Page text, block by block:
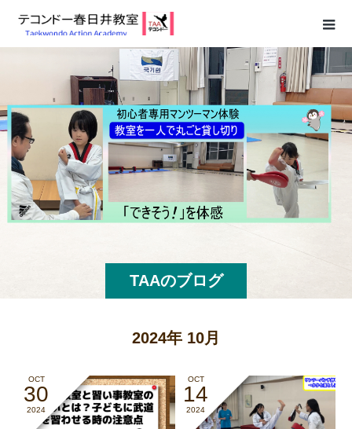
TAAのブログ
2024年 10月
OCT
30
2024
OCT
14
2024